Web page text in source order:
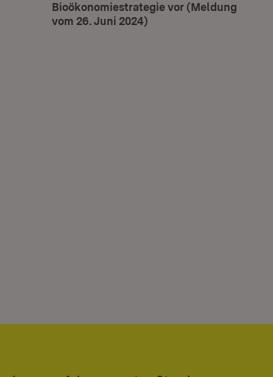
Bioökonomiestrategie vor (Meldung
vom 26. Juni 2024)